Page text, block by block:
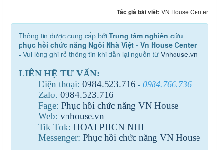
Tác giả bài viết: VN House Center
Thông tin được cung cấp bởi Trung tâm nghiên cứu
phục hồi chức năng Ngôi Nhà Việt - Vn House Center
- Vui lòng ghi rỏ thông tin khi dẫn lại nguồn từ Vnhouse.vn
LIÊN HỆ TƯ VẤN:
Điện thoại: 0984.523.716 - 0984.766.736
Zalo: 0984.523.716
Fage: Phục hồi chức năng VN House
Web: vnhouse.vn
Tik Tok: HOAI PHCN NHI
Messenger: Phục hồi chức năng VN House